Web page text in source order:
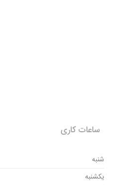
ساعات کاری
شنبه
یکشنبه